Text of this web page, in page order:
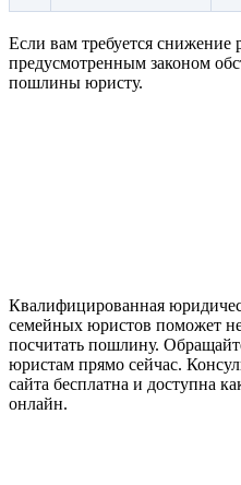
Если вам требуется снижение
предусмотренным законом
пошлины юристу.
Квалифицированная
семейных юристов поможет
посчитать пошлину.
юристам прямо сейчас.
сайта бесплатна и доступна
онлайн.